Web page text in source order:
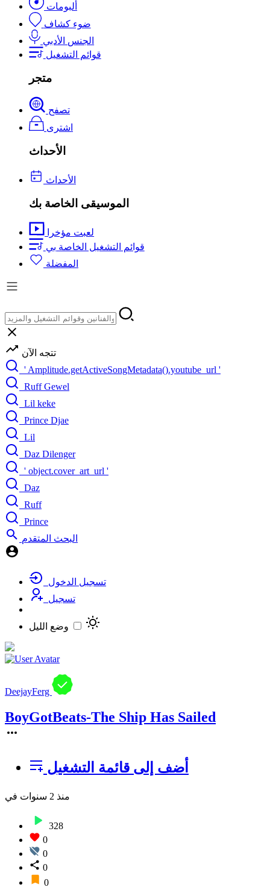
ألبومات
ضوء كشاف
الجنس الأدبي
قوائم التشغيل
متجر
تصفح
اشترى
الأحداث
الأحداث
الموسيقى الخاصة بك
لعبت مؤخرا
قوائم التشغيل الخاصة بي
المفضلة
تتجه الآن
' Amplitude.getActiveSongMetadata().youtube_url '
Ruff Gewel
Lil keke
Prince Djae
Lil
Daz Dilenger
' object.cover_art_url '
Daz
Ruff
Prince
البحث المتقدم
تسجيل الدخول
تسجيل
وضع الليل
DeejayFerg
BoyGotBeats-The Ship Has Sailed
أضف إلى قائمة التشغيل
منذ 2 سنوات في
328
0
0
0
0